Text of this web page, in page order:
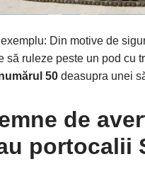
Din motive de
să ruleze peste un pod cu
50 deasupra unei
de
portocalii